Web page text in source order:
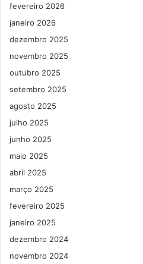
fevereiro 2026
janeiro 2026
dezembro 2025
novembro 2025
outubro 2025
setembro 2025
agosto 2025
julho 2025
junho 2025
maio 2025
abril 2025
março 2025
fevereiro 2025
janeiro 2025
dezembro 2024
novembro 2024